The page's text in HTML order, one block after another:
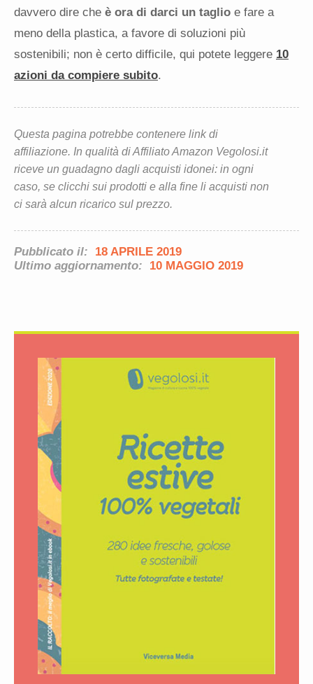
davvero dire che è ora di darci un taglio e fare a
meno della plastica, a favore di soluzioni più
sostenibili; non è certo difficile, qui potete leggere 10
azioni da compiere subito.
Questa pagina potrebbe contenere link di
affiliazione. In qualità di Affiliato Amazon Vegolosi.it
riceve un guadagno dagli acquisti idonei: in ogni
caso, se clicchi sui prodotti e alla fine li acquisti non
ci sarà alcun ricarico sul prezzo.
Pubblicato il:
18 APRILE 2019
Ultimo aggiornamento:
10 MAGGIO 2019